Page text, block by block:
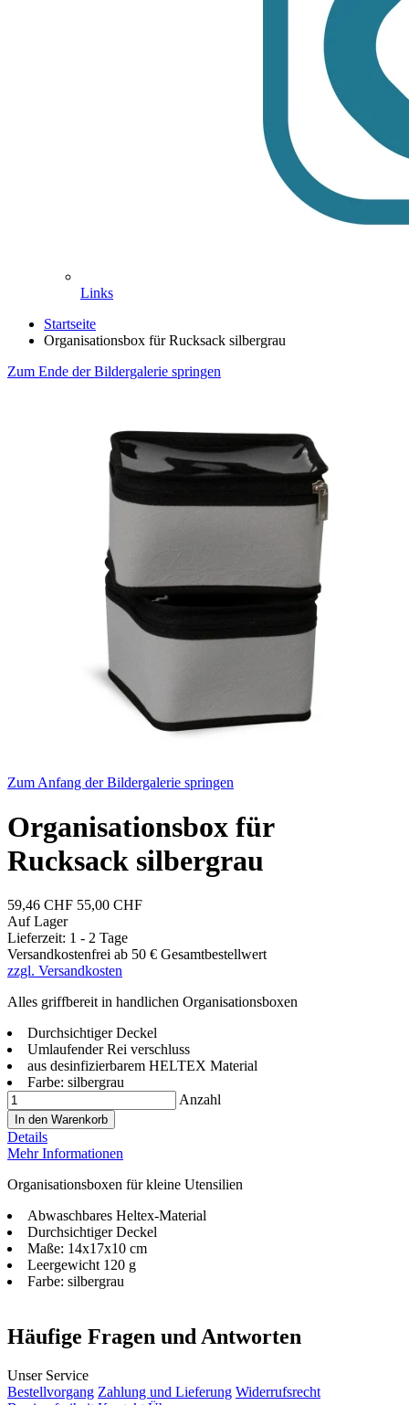
Links
Startseite
Organisationsbox für Rucksack silbergrau
Zum Ende der Bildergalerie springen
Zum Anfang der Bildergalerie springen
Organisationsbox für
Rucksack silbergrau
59,46 CHF 55,00 CHF
Auf Lager
Lieferzeit: 1 - 2 Tage
Versandkostenfrei ab 50 € Gesamtbestellwert
zzgl. Versandkosten
Alles griffbereit in handlichen Organisationsboxen
Durchsichtiger Deckel
Umlaufender Rei verschluss
aus desinfizierbarem HELTEX Material
Farbe: silbergrau
Anzahl
In den Warenkorb
Details
Mehr Informationen
Organisationsboxen für kleine Utensilien
Abwaschbares Heltex-Material
Durchsichtiger Deckel
Maße: 14x17x10 cm
Leergewicht 120 g
Farbe: silbergrau
Häufige Fragen und Antworten
Unser Service
Bestellvorgang Zahlung und Lieferung Widerrufsrecht